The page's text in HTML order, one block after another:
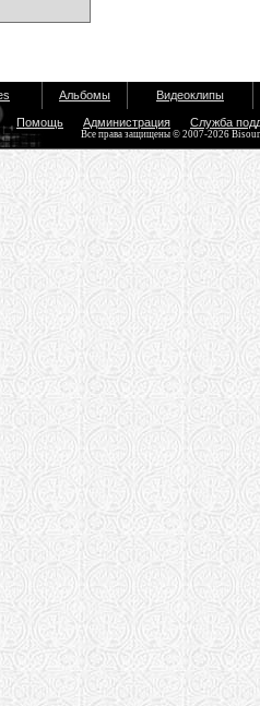
Альбомы Видеоклипы
Помощь Администрация Служба
Все права защищены © 2007-2026